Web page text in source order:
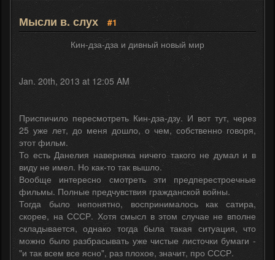
Мысли в. слух
#1
Кин-дза-дза и дивный новый мир
Jan. 20th, 2013 at 12:05 AM
Приспичило пересмотреть Кин-дза-дзу. И вот тут, через
25 уже лет, до меня дошло, о чем, собственно говоря,
этот фильм.
То есть Данелия наверняка ничего такого не думал и в
виду не имел. Но как-то так вышло.
Вообще интересно смотреть эти предперестроечные
фильмы. Полные предчувствия гражданской войны.
Тогда было непонятно, воспринималось как сатира,
скорее, на СССР. Хотя смысл в этом случае не вполне
складывается, однако тогда была такая ситуация, что
можно было разбрасывать уже чистые листочки бумаги -
"и так всем все ясно", раз плохое, значит, про СССР.